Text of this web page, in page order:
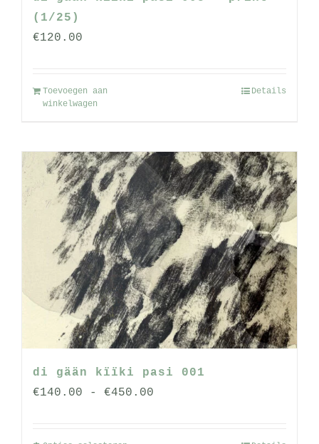
(1/25)
€120.00
Toevoegen aan
winkelwagen
Details
di gään kïïki pasi 001
€140.00 - €450.00